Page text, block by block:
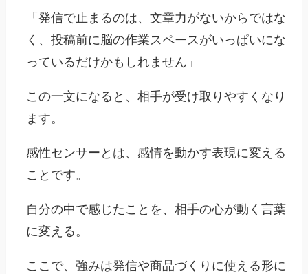
「発信で止まるのは、文章力がないからではな
く、投稿前に脳の作業スペースがいっぱいにな
っているだけかもしれません」
この一文になると、相手が受け取りやすくなり
ます。
感性センサーとは、感情を動かす表現に変える
ことです。
自分の中で感じたことを、相手の心が動く言葉
に変える。
ここで、強みは発信や商品づくりに使える形に